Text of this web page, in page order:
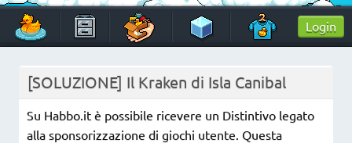
HabboTravel
Un viaggio di pixel!
Login
[SOLUZIONE] Il Kraken di Isla Canibal
Su Habbo.it è possibile ricevere un Distintivo legato
alla sponsorizzazione di giochi utente. Questa